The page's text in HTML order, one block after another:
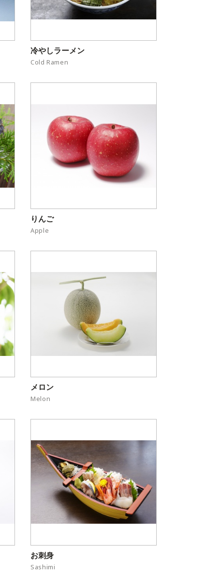
冷やしラーメン
Cold Ramen
りんご
Apple
メロン
Melon
お刺身
Sashimi